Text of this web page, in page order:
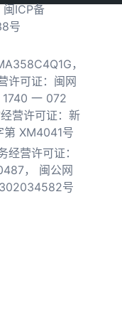
闽ICP备
号
，
许可证：闽网
一 072
营许可证：新
第 XM4041号
经营许可证：
，
闽公网
号